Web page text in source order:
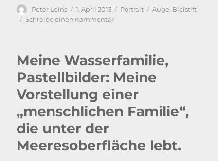
Autor
Peter Leins
Veröffentlicht
am
1. April 2013 Kategorien
Portrait Schlagwörter
Auge, Bleistift
Schreibe einen Kommentarzu
mit
Bleistift
gezeichnet
Meine Wasserfamilie,
Pastellbilder: Meine
Vorstellung einer
„menschlichen Familie“,
die unter der
Meeresoberfläche lebt.